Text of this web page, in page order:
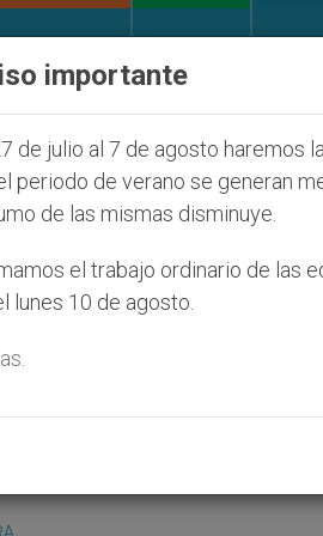
judíos que afecta a
Cuba, cumple
de Formación Cívica y
diez años.
importante
de julio al 7 de agosto haremos
periodo de verano se generan
de las mismas disminuye.
el trabajo ordinario de las
lunes 10 de agosto.